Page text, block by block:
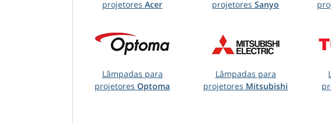
projetoresAcer
projetoresSanyo
Lâmpadas para
projetoresOptoma
Lâmpadas para
projetores Mitsubishi